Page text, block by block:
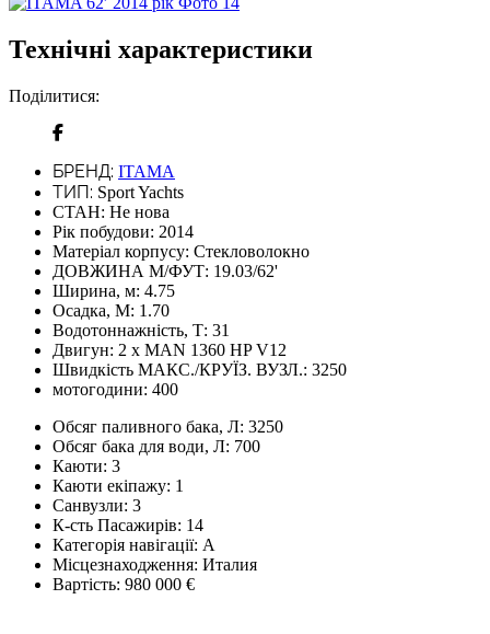
Технічні характеристики
Поділитися:
БРЕНД: ITAMA
ТИП: Sport Yachts
СТАН: Не нова
Рік побудови: 2014
Матеріал корпусу: Стекловолокно
ДОВЖИНА М/ФУТ: 19.03/62'
Ширина, м: 4.75
Осадка, М: 1.70
Водотоннажність, Т: 31
Двигун: 2 x MAN 1360 HP V12
Швидкість МАКС./КРУЇЗ. ВУЗЛ.: 3250
мотогодини: 400
Обсяг паливного бака, Л: 3250
Обсяг бака для води, Л: 700
Каюти: 3
Каюти екіпажу: 1
Санвузли: 3
К-сть Пасажирів: 14
Категорія навігації: A
Місцезнаходження: Италия
Вартість: 980 000 €